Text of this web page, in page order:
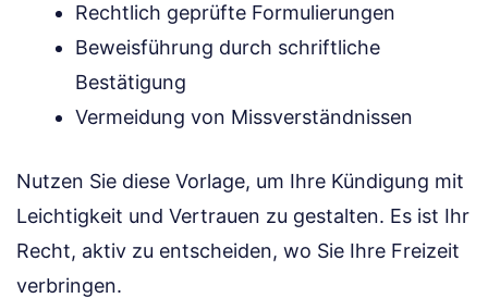
Rechtlich geprüfte Formulierungen
Beweisführung durch schriftliche
Bestätigung
Vermeidung von Missverständnissen
Nutzen Sie diese Vorlage, um Ihre Kündigung mit
Leichtigkeit und Vertrauen zu gestalten. Es ist Ihr
Recht, aktiv zu entscheiden, wo Sie Ihre Freizeit
verbringen.